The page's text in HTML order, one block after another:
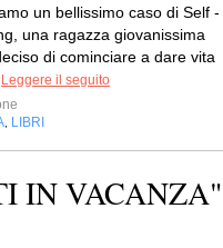
un bellissimo caso di Self -
una ragazza giovanissima
di cominciare a dare vita
Leggere il seguito
LIBRI
IN VACANZA"